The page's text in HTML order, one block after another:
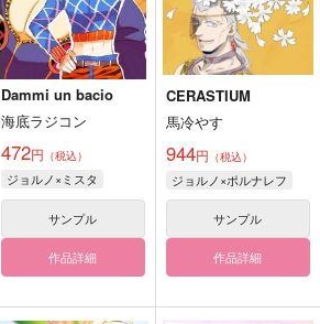
Dammi un bacio
海底ラジコン
472円 （税込）
ジョルノ×ミスタ
サンプル
作品詳細
CERASTIUM
馬冷やす
944円 （税込）
ジョルノ×ポルナレフ
サンプル
作品詳細